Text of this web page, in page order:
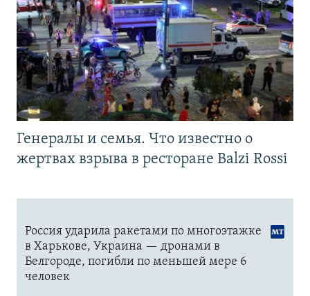
Генералы и семья. Что известно о
жертвах взрыва в ресторане Balzi Rossi